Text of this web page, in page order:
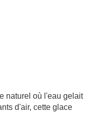
naturel où l'eau gelait
d'air, cette glace